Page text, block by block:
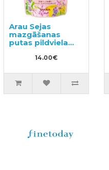
Arau Sejas
mazgāšanas
putas pildviela
14.00€